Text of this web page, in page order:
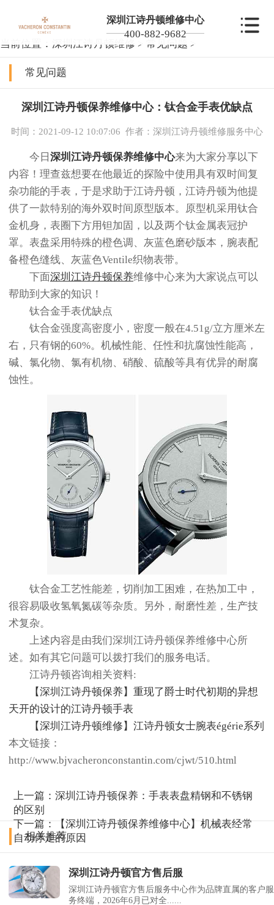
深圳江诗丹顿维修中心
400-882-9682
当前位置： 深圳江诗丹顿维修 > 常见问题 >
常见问题
深圳江诗丹顿保养维修中心：钛合金手表优缺点
时间：2021-09-12 10:07:06 作者：深圳江诗丹顿维修服务中心
今日 深圳江诗丹顿保养维修中心来为大家分享以下
内容！理查兹想要在他最近的探险中使用具有双时间复
杂功能的手表，于是求助于江诗丹顿，江诗丹顿为他提
供了一款特别的海外双时间原型版本。原型机采用钛合
金机身，表圈下方用钽加固，以及两个钛金属表冠护
罩。表盘采用特殊的橙色调、灰蓝色磨砂版本，腕表配
备橙色缝线、灰蓝色Ventile织物表带。
下面深圳江诗丹顿保养维修中心来为大家说点可以
帮助到大家的知识！
钛合金手表优缺点
钛合金强度高密度小，密度一般在4.51g/立方厘米左
右，只有钢的60%。机械性能、任性和抗腐蚀性能高，
碱、氯化物、氯有机物、硝酸、硫酸等具有优异的耐腐
蚀性。
钛合金工艺性能差，切削加工困难，在热加工中，
很容易吸收氢氧氮碳等杂质。另外，耐磨性差，生产技
术复杂。
上述内容是由我们深圳江诗丹顿保养维修中心所
述。如有其它问题可以拨打我们的服务电话。
江诗丹顿咨询相关资料:
【深圳江诗丹顿保养】重现了爵士时代初期的异想
天开的设计的江诗丹顿手表
【深圳江诗丹顿维修】江诗丹顿女士腕表égérie系列
本文链接：
http://www.bjvacheronconstantin.com/cjwt/510.html
上一篇：深圳江诗丹顿保养：手表表盘精钢和不锈钢
的区别
下一篇：
【深圳江诗丹顿保养维修中心】机械表经常
自动停走的原因
相关推荐
深圳江诗丹顿官方售后服
深圳江诗丹顿官方售后服务中心作为品牌直属的客户服
务终端，2026年6月已对全......